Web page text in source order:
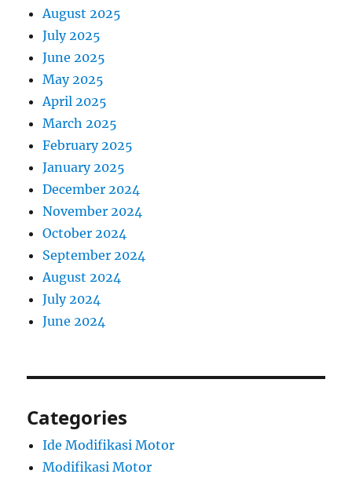
August 2025
July 2025
June 2025
May 2025
April 2025
March 2025
February 2025
January 2025
December 2024
November 2024
October 2024
September 2024
August 2024
July 2024
June 2024
Categories
Ide Modifikasi Motor
Modifikasi Motor